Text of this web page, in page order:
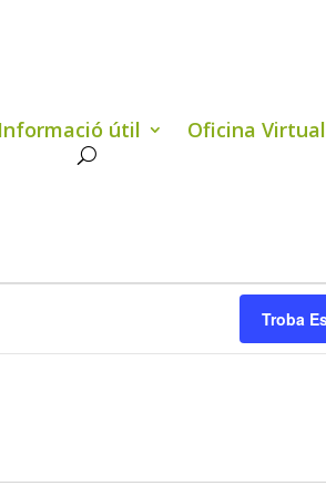
Informació útil Oficina Virtual
Troba